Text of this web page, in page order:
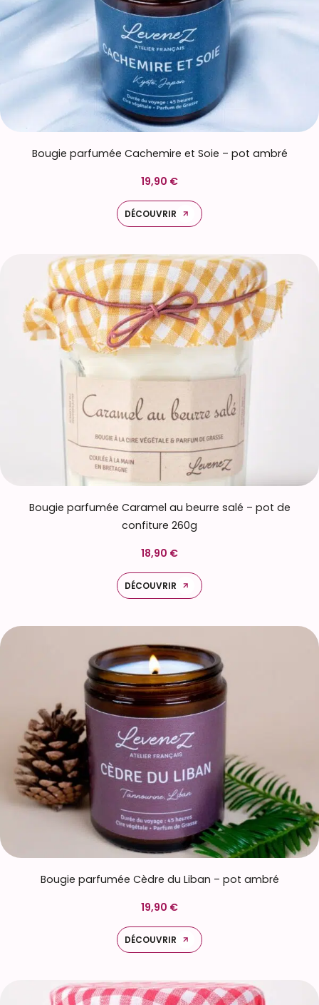
Bougie parfumée Cachemire et Soie – pot ambré
19,90 €
DÉCOUVRIR
Bougie parfumée Caramel au beurre salé – pot de
confiture 260g
18,90 €
DÉCOUVRIR
Bougie parfumée Cèdre du Liban – pot ambré
19,90 €
DÉCOUVRIR